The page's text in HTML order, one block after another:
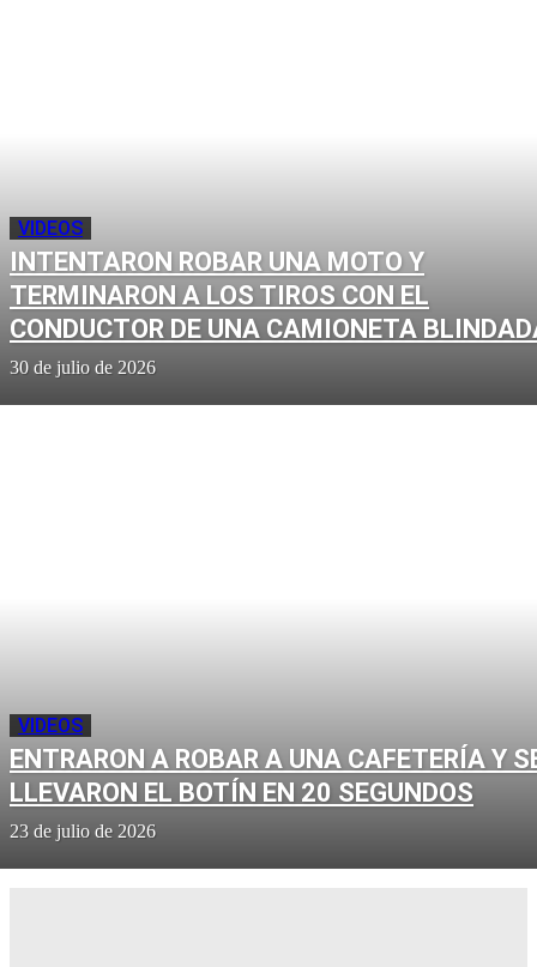
VIDEOS
INTENTARON ROBAR UNA MOTO Y
TERMINARON A LOS TIROS CON EL
CONDUCTOR DE UNA CAMIONETA
30 de julio de 2026
VIDEOS
ENTRARON A ROBAR A UNA CAFETERÍA Y
LLEVARON EL BOTÍN EN 20 SEGUNDOS
23 de julio de 2026